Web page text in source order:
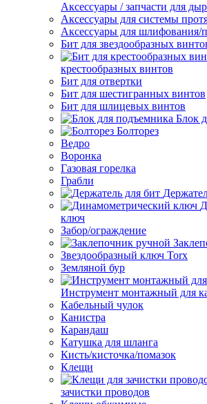
Аксессуары / запчасти для
Аксессуары для системы
Аксессуары для шлифования/
Бит для звездообразных
крестообразных винтов
Бит для отвертки
Бит для шестигранных винтов
Бит для шлицевых винтов
Блок
Болторез
Ведро
Воронка
Газовая горелка
Грабли
ключ
Забор/ограждение
Звездообразный ключ Torx
Земляной бур
Инструмент монтажный для
Кабельный чулок
Канистра
Карандаш
Катушка для шланга
Кисть/кисточка/помазок
Клещи
зачистки проводов